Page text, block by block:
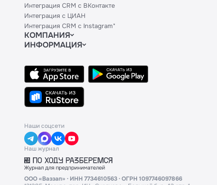
Интеграция CRM с ВКонтакте
Интеграция с ЦИАН
Интеграция CRM с Instagram*
КОМПАНИЯ
Блог
Контакты
Политики и соглашения
Сведения об ИТ-деятельности
ИНФОРМАЦИЯ
Техническим партнерам
Тарифы
API
База знаний
Наши соцсети
Наш журнал
ООО «Ваззап» · ИНН 7734610563 · ОГРН 1097746097866